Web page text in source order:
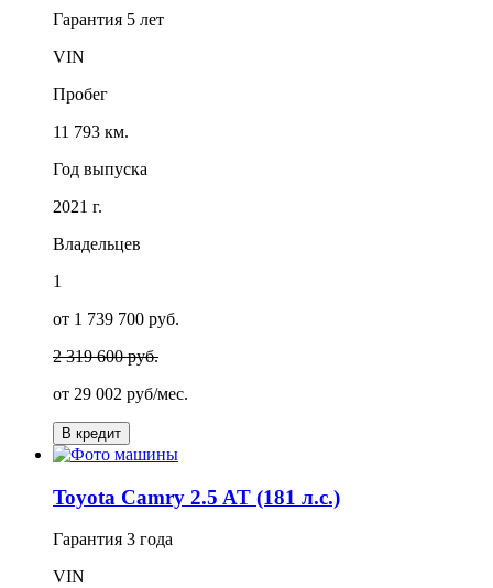
Гарантия 5 лет
VIN
Пробег
11 793 км.
Год выпуска
2021 г.
Владельцев
1
от 1 739 700 руб.
2 319 600 руб.
от 29 002 руб/мес.
В кредит
Toyota Camry 2.5 AT (181 л.с.)
Гарантия 3 года
VIN